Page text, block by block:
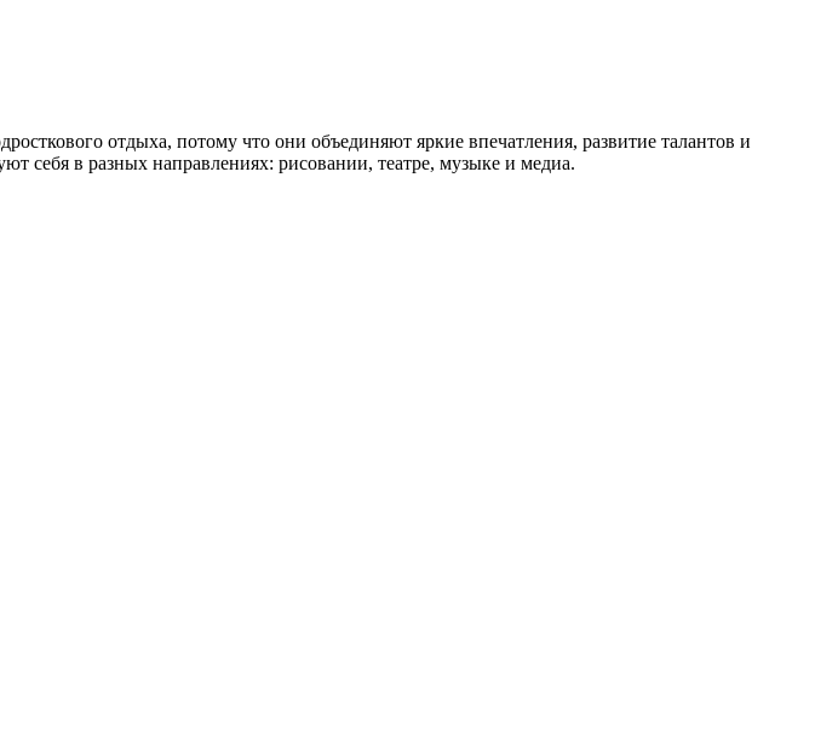
отдыха, потому что они объединяют яркие впечатления, развитие талантов и
себя в разных направлениях: рисовании, театре, музыке и медиа.